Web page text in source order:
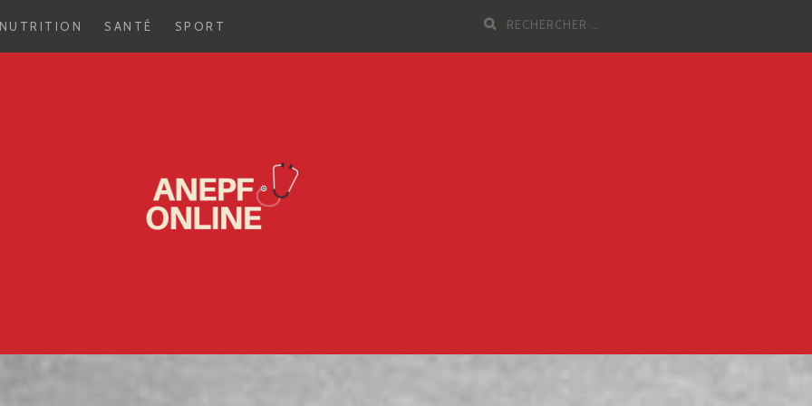
NUTRITION SANTÉ SPORT
Recherche
pour